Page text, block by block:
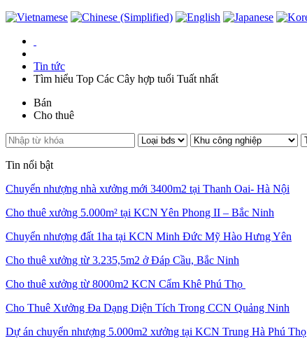
Tin tức
Tìm hiểu Top Các Cây hợp tuổi Tuất nhất
Bán
Cho thuê
Tin nổi bật
Chuyển nhượng nhà xưởng mới 3400m2 tại Thanh Oai- Hà Nội
Cho thuê xưởng 5.000m² tại KCN Yên Phong II – Bắc Ninh
Chuyển nhượng đất 1ha tại KCN Minh Đức Mỹ Hào Hưng Yên
Cho thuê xưởng từ 3.235,5m2 ở Đáp Cầu, Bắc Ninh
Cho thuê xưởng từ 8000m2 KCN Cẩm Khê Phú Thọ
Cho Thuê Xưởng Đa Dạng Diện Tích Trong CCN Quảng Ninh
Dự án chuyển nhượng 5.000m2 xưởng tại KCN Trung Hà Phú Thọ